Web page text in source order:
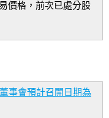
價格，前次已處分股
事會預計召開日期為